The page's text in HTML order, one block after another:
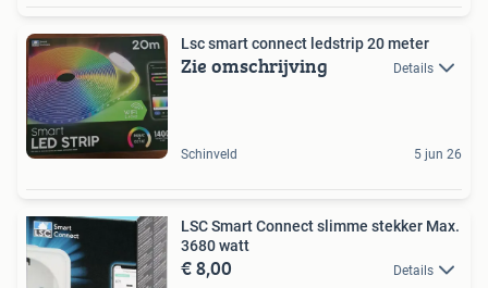
Lsc smart connect ledstrip 20 meter
Zie omschrijving Details
Schinveld 5 jun 26
LSC Smart Connect slimme stekker Max.
3680 watt
€ 8,00 Details